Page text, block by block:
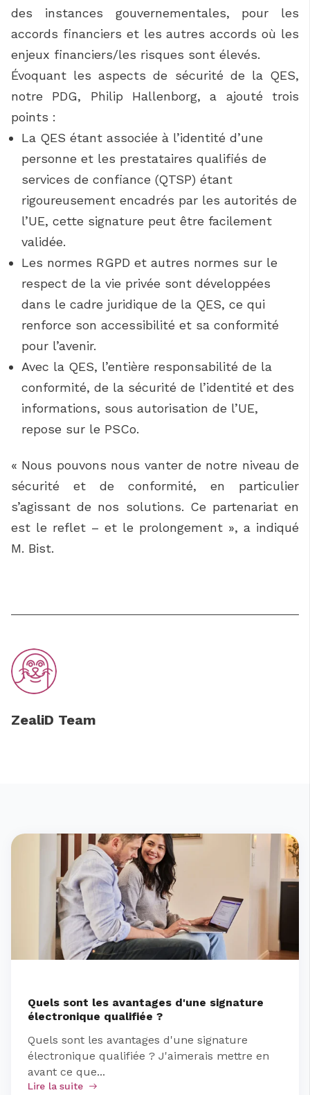
des instances gouvernementales, pour les
accords financiers et les autres accords où les
enjeux financiers/les risques sont élevés.
Évoquant les aspects de sécurité de la QES,
notre PDG, Philip Hallenborg, a ajouté trois
points :
La QES étant associée à l’identité d’une
personne et les prestataires qualifiés de
services de confiance (QTSP) étant
rigoureusement encadrés par les autorités de
l’UE, cette signature peut être facilement
validée.
Les normes RGPD et autres normes sur le
respect de la vie privée sont développées
dans le cadre juridique de la QES, ce qui
renforce son accessibilité et sa conformité
pour l’avenir.
Avec la QES, l’entière responsabilité de la
conformité, de la sécurité de l’identité et des
informations, sous autorisation de l’UE,
repose sur le PSCo.
« Nous pouvons nous vanter de notre niveau de
sécurité et de conformité, en particulier
s’agissant de nos solutions. Ce partenariat en
est le reflet – et le prolongement », a indiqué
M. Bist.
ZealiD Team
Quels sont les avantages d'une signature
électronique qualifiée ?
Quels sont les avantages d'une signature
électronique qualifiée ? J'aimerais mettre en
avant ce que...
Lire la suite